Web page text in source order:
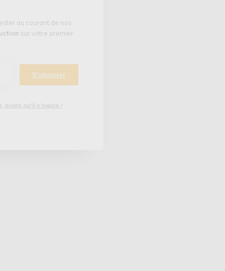
au courant de nos
sur votre premier
S'abonner
avant qu'il n'expire !